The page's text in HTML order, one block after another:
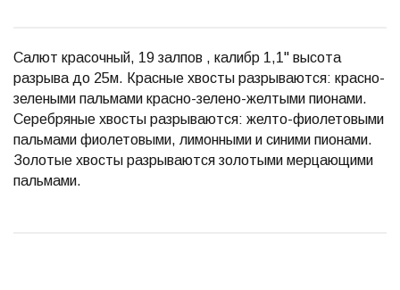
Салют красочный, 19 залпов , калибр 1,1" высота
разрыва до 25м. Красные хвосты разрываются: красно-
зелеными пальмами красно-зелено-желтыми пионами.
Серебряные хвосты разрываются: желто-фиолетовыми
пальмами фиолетовыми, лимонными и синими пионами.
Золотые хвосты разрываются золотыми мерцающими
пальмами.